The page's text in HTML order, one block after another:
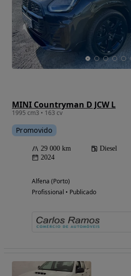
MINI Countryman D JCW L
1995 cm3 • 163 cv
Promovido
29 000 km Diesel
2024
Alfena (Porto)
Profissional • Publicado